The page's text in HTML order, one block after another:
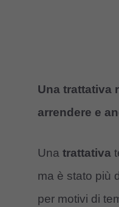
Una trattativa
arrendere e
Una trattativa
ma è stato più
per motivi di